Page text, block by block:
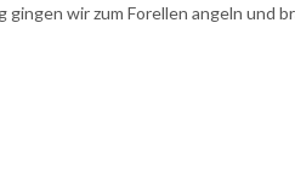
gingen wir zum Forellen angeln und